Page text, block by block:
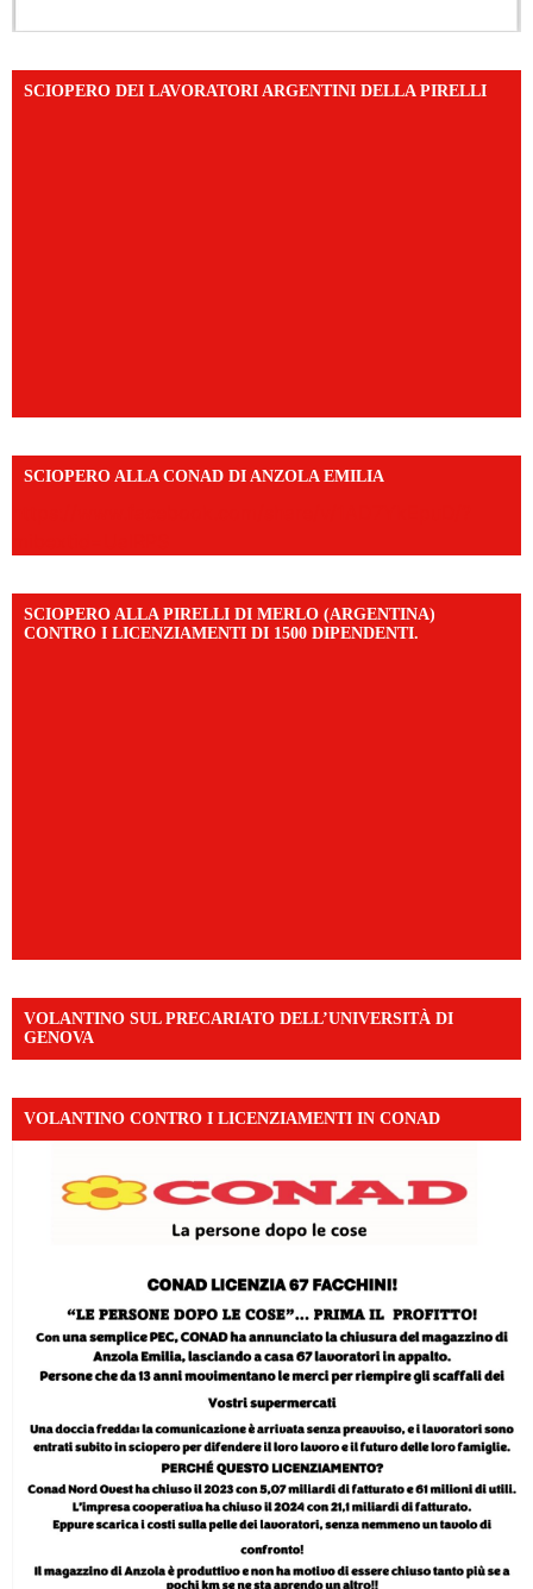
SCIOPERO DEI LAVORATORI ARGENTINI DELLA PIRELLI
SCIOPERO ALLA CONAD DI ANZOLA EMILIA
SCIOPERO ALLA PIRELLI DI MERLO (ARGENTINA)
CONTRO I LICENZIAMENTI DI 1500 DIPENDENTI.
VOLANTINO SUL PRECARIATO DELL’UNIVERSITÀ DI
GENOVA
VOLANTINO CONTRO I LICENZIAMENTI IN CONAD